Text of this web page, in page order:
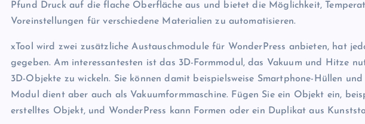
Pfund Druck auf die flache Oberfläche aus und bietet die Möglichkeit,
Voreinstellungen für verschiedene Materialien zu automatisieren.
xTool wird zwei zusätzliche Austauschmodule für WonderPress anbieten, hat
gegeben. Am interessantesten ist das 3D-Formmodul, das Vakuum und Hitze
3D-Objekte zu wickeln. Sie können damit beispielsweise Smartphone-Hüllen
Modul dient aber auch als Vakuumformmaschine. Fügen Sie ein Objekt ein,
erstelltes Objekt, und WonderPress kann Formen oder ein Duplikat aus